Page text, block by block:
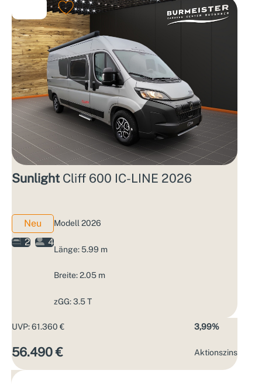
Sunlight Cliff 600 IC-LINE 2026
Neu
2
4
Modell 2026
Länge: 5.99 m
Breite: 2.05 m
zGG: 3.5 T
UVP: 61.360 €
56.490 €
3,99%
Aktions­zins